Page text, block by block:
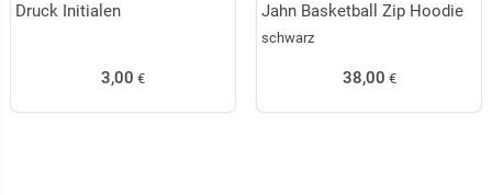
Druck Initialen
3,00 €
Jahn Basketball Zip Hoodie
schwarz
38,00 €